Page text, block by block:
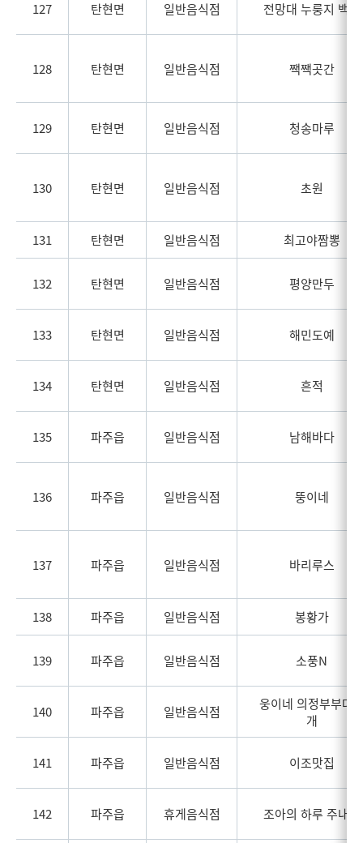
127 탄현면 일반음식점 전망대 누룽지 백숙
128 탄현면 일반음식점 짹짹곳간
129 탄현면 일반음식점 청송마루
130 탄현면 일반음식점 초원
131 탄현면 일반음식점 최고야짬뽕
132 탄현면 일반음식점 평양만두
133 탄현면 일반음식점 해민도예
134 탄현면 일반음식점 흔적
135 파주읍 일반음식점 남해바다
136 파주읍 일반음식점 뚱이네
137 파주읍 일반음식점 바리루스
138 파주읍 일반음식점 봉황가
139 파주읍 일반음식점 소풍N
140 파주읍 일반음식점
웅이네 의정부부대
개
141 파주읍 일반음식점 이조맛집
142 파주읍 휴게음식점 조아의 하루 주내점